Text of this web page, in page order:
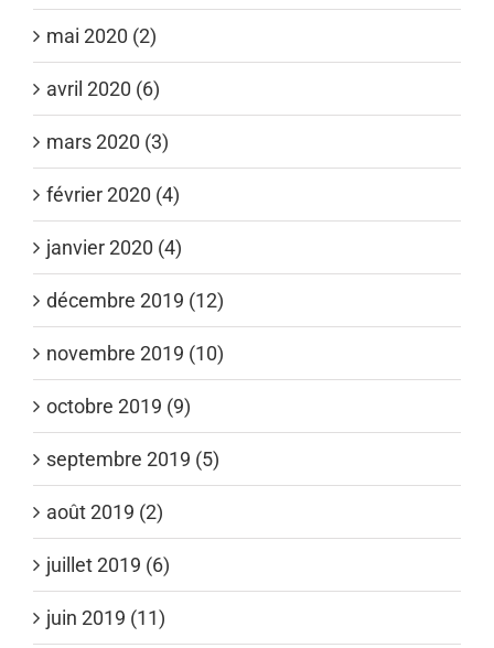
mai 2020 (2)
avril 2020 (6)
mars 2020 (3)
février 2020 (4)
janvier 2020 (4)
décembre 2019 (12)
novembre 2019 (10)
octobre 2019 (9)
septembre 2019 (5)
août 2019 (2)
juillet 2019 (6)
juin 2019 (11)